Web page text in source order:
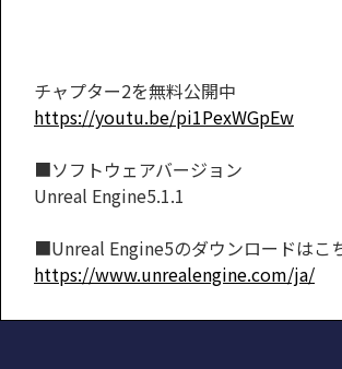
チャプター2を無料公開中
https://youtu.be/pi1PexWGpEw
■ソフトウェアバージョン
Unreal Engine5.1.1
■Unreal Engine5のダウンロードはこ
https://www.unrealengine.com/ja/